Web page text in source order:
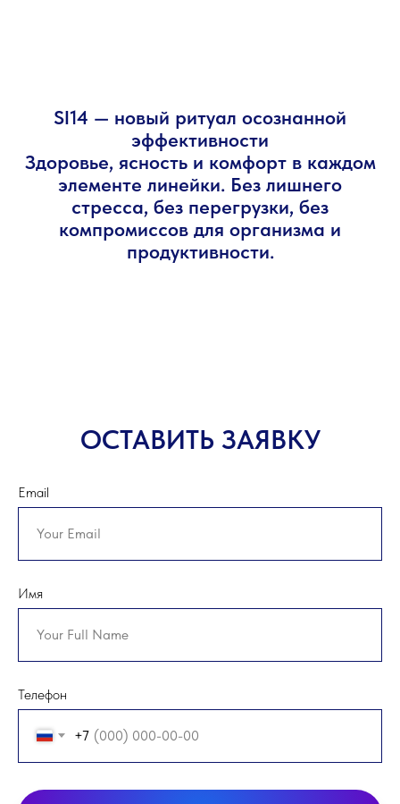
SI14 — новый ритуал осознанной
эффективности
Здоровье, ясность и комфорт в каждом
элементе линейки. Без лишнего
стресса, без перегрузки, без
компромиссов для организма и
продуктивности.
ОСТАВИТЬ ЗАЯВКУ
Email
Имя
Телефон
+7